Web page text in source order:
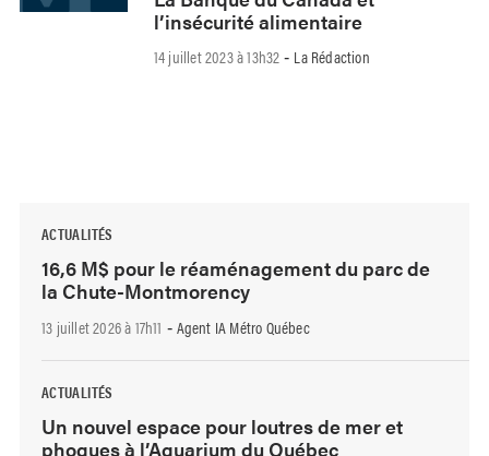
l’insécurité alimentaire
14 juillet 2023 à 13h32 - La Rédaction
ACTUALITÉS
16,6 M$ pour le réaménagement du parc de
la Chute-Montmorency
13 juillet 2026 à 17h11 - Agent IA Métro Québec
ACTUALITÉS
Un nouvel espace pour loutres de mer et
phoques à l’Aquarium du Québec